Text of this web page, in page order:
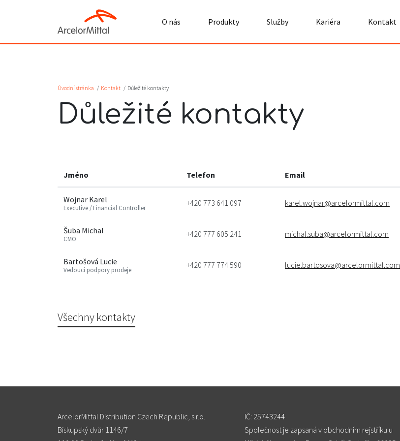
O nás Produkty Služby Kariéra Kontakt
Úvodní stránka / Kontakt / Důležité kontakty
Důležité kontakty
Jméno Telefon Email
Wojnar Karel
Executive / Financial Controller ‭+420 773 641 097‬ karel.wojnar@arcelormittal.com
Šuba Michal
CMO ‭+420 777 605 241‬ michal.suba@arcelormittal.com
Bartošová Lucie
Vedoucí podpory prodeje +420 777 774 590 lucie.bartosova@arcelormittal.com
Všechny kontakty
ArcelorMittal Distribution Czech Republic, s.r.o.
Biskupský dvůr 1146/7
IČ: 25743244
Společnost je zapsaná v obchodním rejstříku u